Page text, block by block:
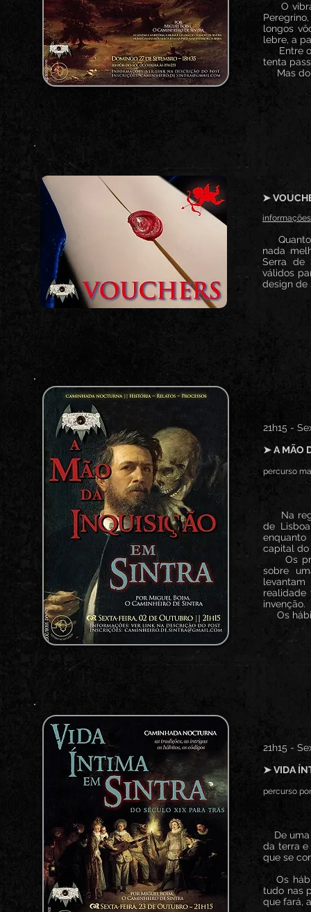
O vibrar
longos
lebre, a
Entre o
tenta
Mas do
➤
informações
Quanto
nada
Serra de
válidos
design de
21h15 -
➤ A MÃO
percurso
Na
de
capital do
Os
sobre
realidade
invenção.
Os
21h15 -
➤ VIDA
percurso
De uma
da terra e
que se
Os
tudo nas
que fará,